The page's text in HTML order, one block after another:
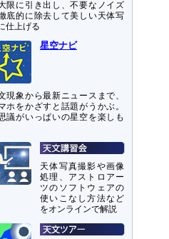
限に引き出し、不要なノイズ
底的に除去して美しい天体写
仕上げる
星空ナビ
現象から最新ニュースまで、
ホをかざすと話題がうかぶ。
議がいっぱいの星空を楽しも
天体写真撮影や画像
処理、アストロアー
ツのソフトウェアの
使いこなし方法など
をオンラインで解説